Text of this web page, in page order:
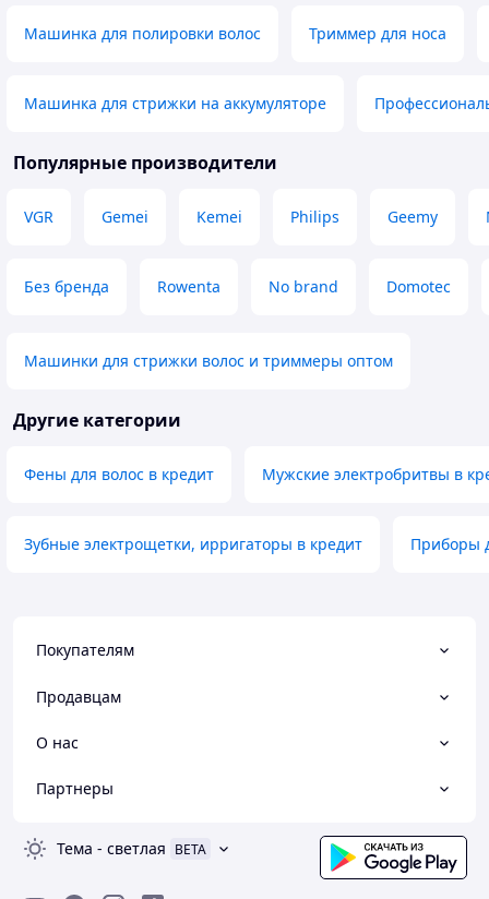
Машинка для полировки волос Триммер для носа
Машинка для стрижки на аккумуляторе
Популярные производители
VGR Gemei Kemei Philips Geemy
Без бренда Rowenta No brand Domotec
Машинки для стрижки волос и триммеры оптом
Другие категории
Фены для волос в кредит Мужские электробритвы в
Зубные электрощетки, ирригаторы в кредит Приборы
Покупателям
Продавцам
О нас
Партнеры
Тема - светлая BETA